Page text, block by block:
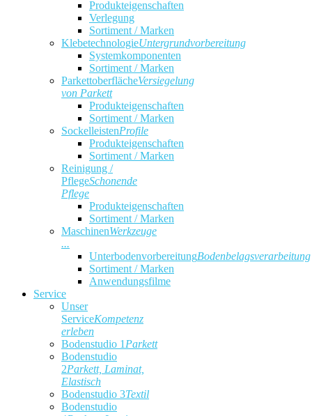
Produkteigenschaften
Verlegung
Sortiment / Marken
KlebetechnologieUntergrundvorbereitung
Systemkomponenten
Sortiment / Marken
ParkettoberflächeVersiegelung
von Parkett
Produkteigenschaften
Sortiment / Marken
SockelleistenProfile
Produkteigenschaften
Sortiment / Marken
Reinigung /
PflegeSchonende
Pflege
Produkteigenschaften
Sortiment / Marken
MaschinenWerkzeuge
...
UnterbodenvorbereitungBodenbelagsverarbeitung
Sortiment / Marken
Anwendungsfilme
Service
Unser
ServiceKompetenz
erleben
Bodenstudio 1 Parkett
Bodenstudio
2Parkett, Laminat,
Elastisch
Bodenstudio 3Textil
Bodenstudio